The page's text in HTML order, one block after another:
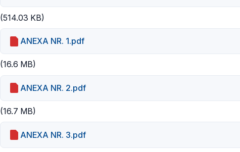
(514.03 KB)
ANEXA NR. 1.pdf
(16.6 MB)
ANEXA NR. 2.pdf
(16.7 MB)
ANEXA NR. 3.pdf